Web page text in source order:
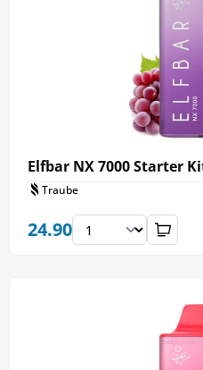
Elfbar NX 7000 Starter
Traube
24.90